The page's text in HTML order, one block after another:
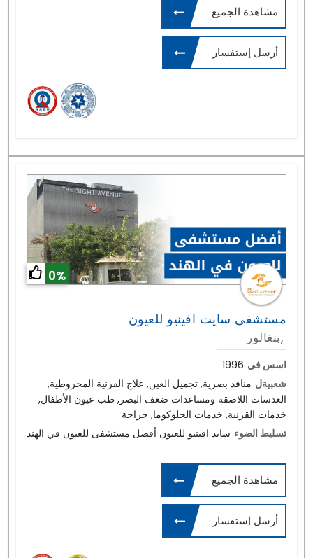
مشاهدة الجميع
أرسل إستفسار
0%
مستشفى سايت افينيو للعيون
بنغالور,
اسس في 1996
شعبيةل منافذ بصرية, تجميل العين, علاج القرنية المخروطية,
العدسات اللاصقة ومساعدات ضعف البصر, طب عيون الأطفال,
خدمات القرنية, خدمات الجلوكوما, جراحة
تسليط الضوء سايد افينيو للعيون أفضل مستشفى للعيون في الهند
مشاهدة الجميع
أرسل إستفسار